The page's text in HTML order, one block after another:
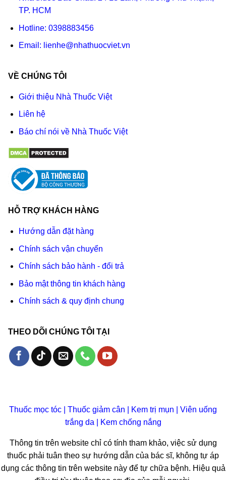
TP. HCM
Hotline: 0398883456
Email: lienhe@nhathuocviet.vn
VỀ CHÚNG TÔI
Giới thiệu Nhà Thuốc Việt
Liên hệ
Báo chí nói về Nhà Thuốc Việt
HỖ TRỢ KHÁCH HÀNG
Hướng dẫn đặt hàng
Chính sách vận chuyển
Chính sách bảo hành - đổi trả
Bảo mật thông tin khách hàng
Chính sách & quy định chung
THEO DÕI CHÚNG TÔI TẠI
Thuốc mọc tóc Thuốc giảm cân Kem trị mụn
Viên uống
trắng da
Kem chống nắng
Thông tin trên website chỉ có tính tham khảo, việc sử dụng
thuốc phải tuân theo sự hướng dẫn của bác sĩ, không tự áp
dụng các thông tin trên website này để tự chữa bệnh. Hiệu quả